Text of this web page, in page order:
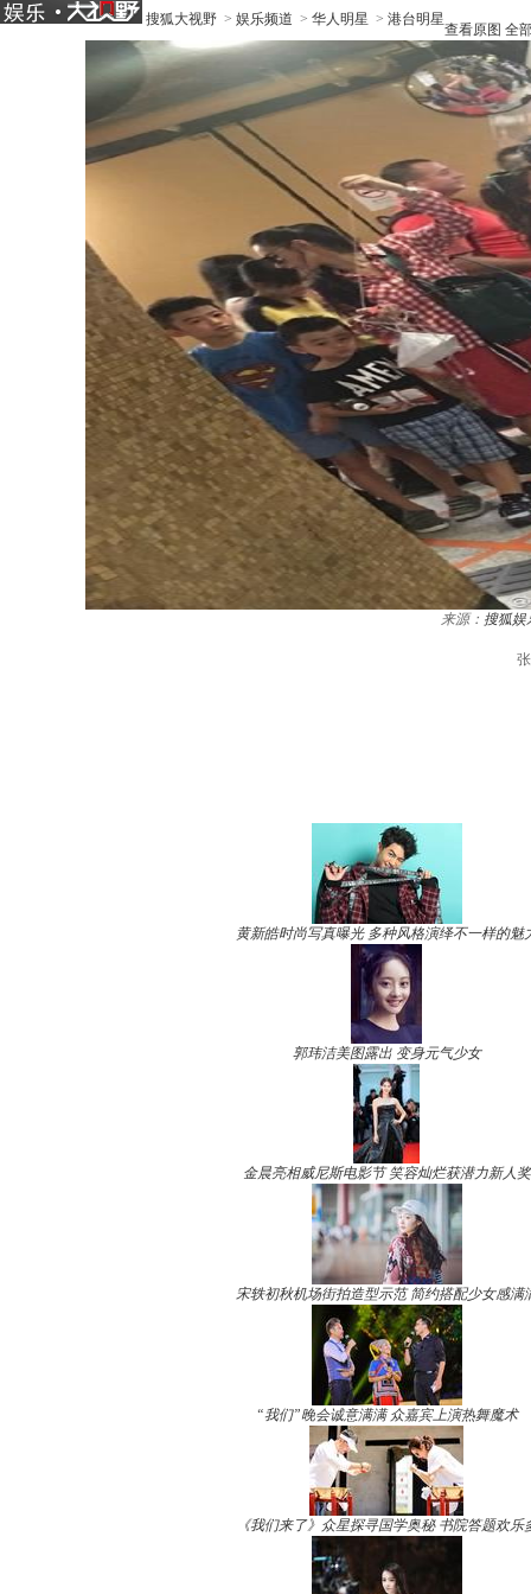
搜狐大视野 > 娱乐频道 > 华人明星 > 港台明星
查看原图 全
来源： 搜狐娱
黄新皓时尚写真曝光 多种风格演绎不一样的魅
郭玮洁美图露出 变身元气少女
金晨亮相威尼斯电影节 笑容灿烂获潜力新人奖
宋轶初秋机场街拍造型示范 简约搭配少女感满
“我们”晚会诚意满满 众嘉宾上演热舞魔术
《我们来了》众星探寻国学奥秘 书院答题欢乐